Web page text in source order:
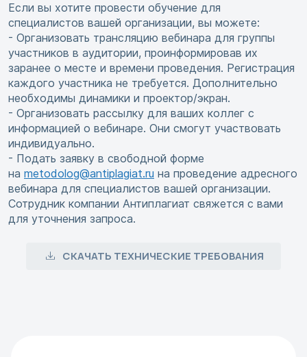
Если вы хотите провести обучение для
специалистов вашей организации, вы можете:
- Организовать трансляцию вебинара для группы
участников в аудитории, проинформировав их
заранее о месте и времени проведения. Регистрация
каждого участника не требуется. Дополнительно
необходимы динамики и проектор/экран.
- Организовать рассылку для ваших коллег с
информацией о вебинаре. Они смогут участвовать
индивидуально.
- Подать заявку в свободной форме
на metodolog@antiplagiat.ru на проведение адресного
вебинара для специалистов вашей организации.
Сотрудник компании Антиплагиат свяжется с вами
для уточнения запроса.
СКАЧАТЬ ТЕХНИЧЕСКИЕ ТРЕБОВАНИЯ